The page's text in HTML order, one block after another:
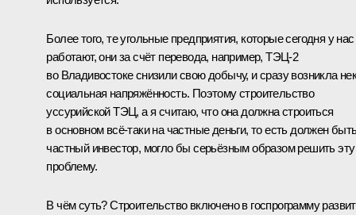
Более того, те угольные предприятия, которые сегодня у нас
работают, они за счёт перевода, например, ТЭЦ‑2
во Владивостоке снизили свою добычу, и сразу возникла
социальная напряжённость. Поэтому строительство
уссурийской ТЭЦ, а я считаю, что она должна строиться
в основном всё‑таки на частные деньги, то есть должен
частный инвестор, могло бы серьёзным образом решить эту
проблему.
В чём суть? Строительство включено в госпрограмму